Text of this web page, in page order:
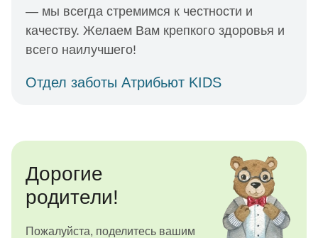
— мы всегда стремимся к честности и
качеству. Желаем Вам крепкого здоровья и
всего наилучшего!
Отдел заботы Атрибьют KIDS
Дорогие
родители!
Пожалуйста, поделитесь вашим